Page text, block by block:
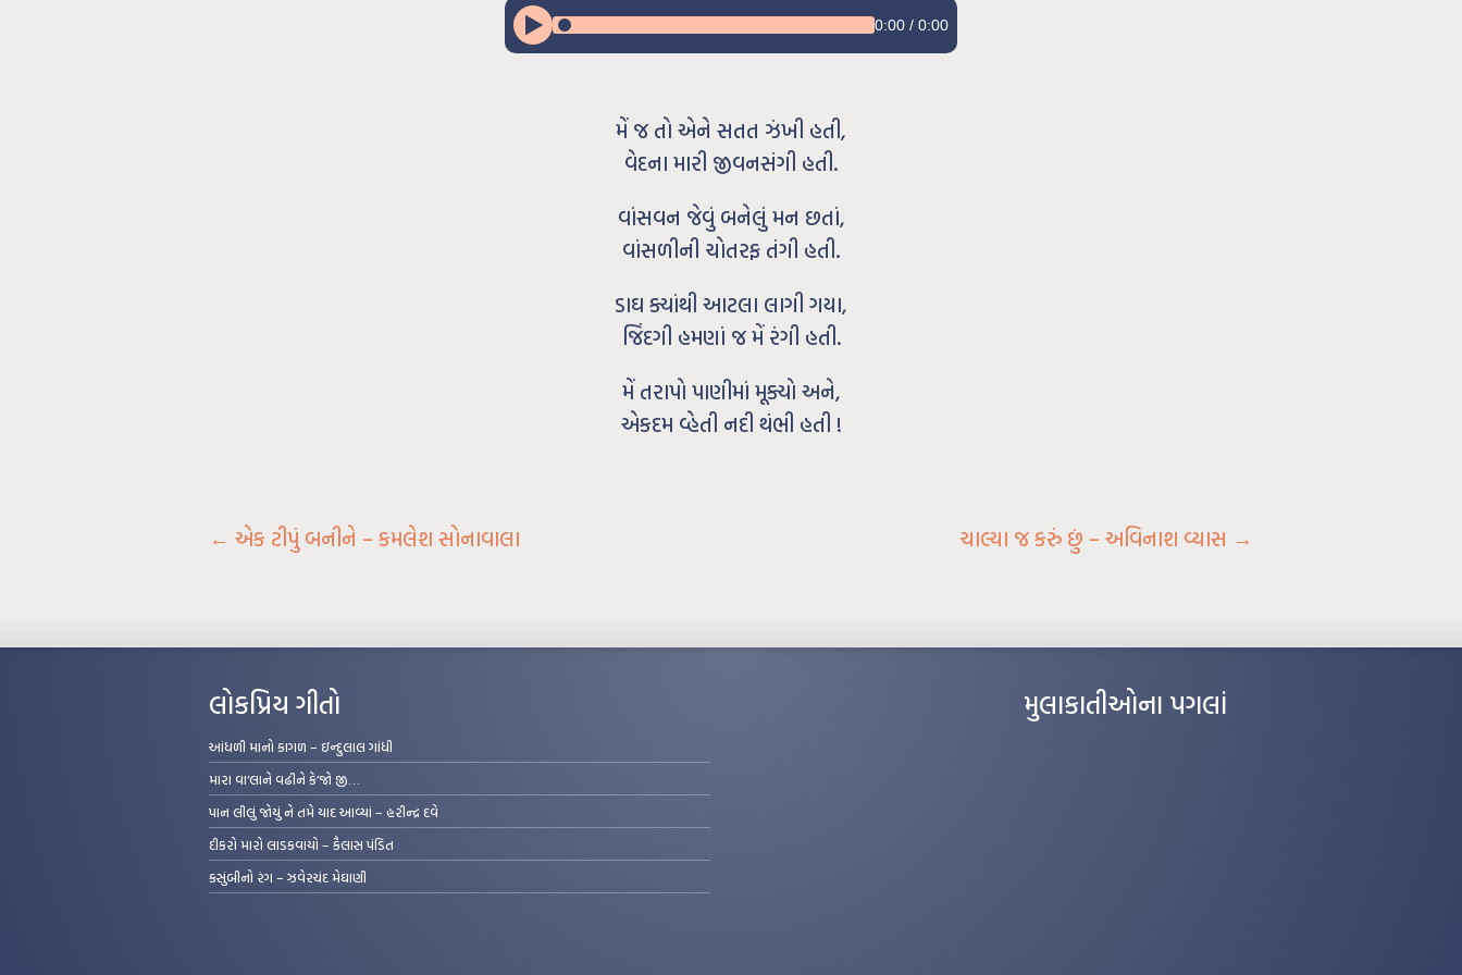
0:00 / 0:00
મેં જ તો એને સતત ઝંખી હતી,
વેદના મારી જીવનસંગી હતી.
વાંસવન જેવું બનેલું મન છતાં,
વાંસળીની ચોતરફ તંગી હતી.
ડાઘ ક્યાંથી આટલા લાગી ગયા,
જિંદગી હમણાં જ મેં રંગી હતી.
મેં તરાપો પાણીમાં મૂક્યો અને,
એકદમ વ્હેતી નદી થંભી હતી !
← એક ટીપું બનીને – કમલેશ સોનાવાલા ચાલ્યા જ કરું છું – અવિનાશ વ્યાસ →
લોકપ્રિય ગીતો
આંધળી માનો કાગળ – ઇન્દુલાલ ગાંધી
મારા વા’લાને વઢીને કે’જો જી…
પાન લીલું જોયું ને તમે યાદ આવ્યાં – હરીન્દ્ર દવે
દીકરો મારો લાડકવાયો – કૈલાસ પંડિત
કસુંબીનો રંગ – ઝવેરચંદ મેઘાણી
મુલાકાતીઓના પગલાં